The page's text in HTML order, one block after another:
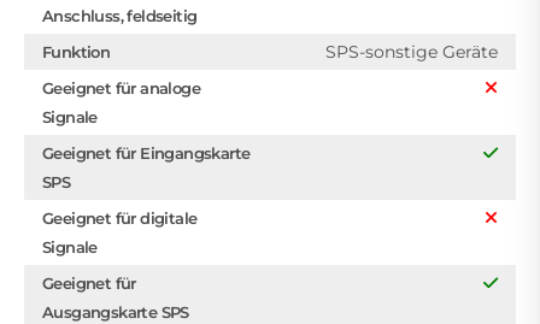
Anschluss, feldseitig
Funktion SPS-sonstige Geräte
Geeignet für analoge
Signale
Geeignet für Eingangskarte
SPS
Geeignet für digitale
Signale
Geeignet für
Ausgangskarte SPS